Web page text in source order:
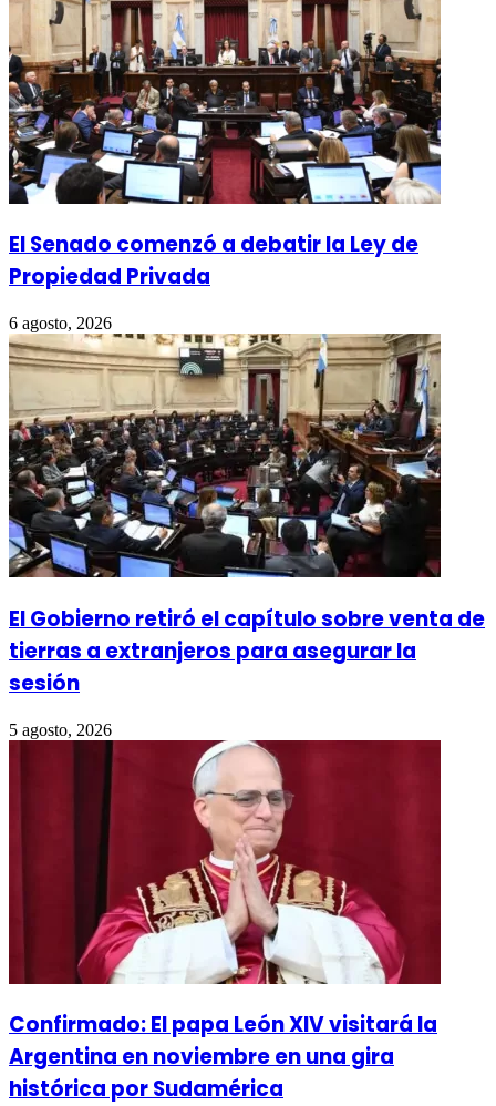
El Senado comenzó a debatir la Ley de
Propiedad Privada
6 agosto, 2026
El Gobierno retiró el capítulo sobre venta de
tierras a extranjeros para asegurar la
sesión
5 agosto, 2026
Confirmado: El papa León XIV visitará la
Argentina en noviembre en una gira
histórica por Sudamérica